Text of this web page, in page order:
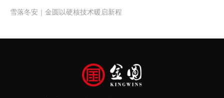
雪落冬安｜金圆以硬核技术暖启新程